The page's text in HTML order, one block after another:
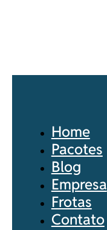
Home
Pacotes
Blog
Empresa
Frotas
Contato